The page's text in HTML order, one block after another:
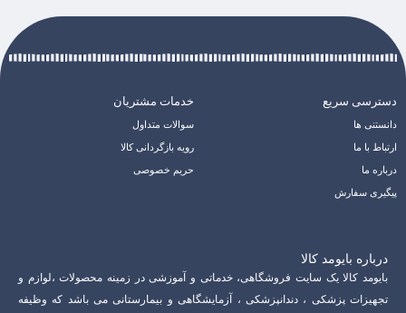
دسترسی سریع
دانستنی ها
ارتباط با ما
درباره ما
پیگیری سفارش
خدمات مشتریان
سوالات متداول
رویه بازگردانی کالا
حریم خصوصی
درباره بایومد کالا
بایومد کالا یک سایت فروشگاهی، خدماتی و آموزشی در زمینه محصولات ،لوازم و
تجهیزات پزشکی ، دندانپزشکی ، آزمایشگاهی و بیمارستانی می باشد که وظیفه